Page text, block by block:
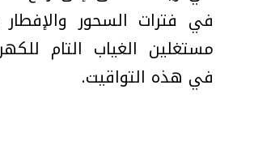
في فترات السحور
مستغلين الغياب التام
في هذه التواقيت.